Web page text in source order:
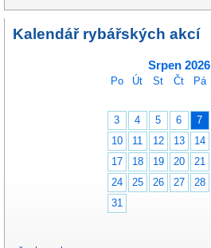
Kalendář rybářských akcí
Srpen 2026
Po Út St Čt Pá
3
4 5 6 7
10
11 12 13 14
17
18 19 20 21
24
25 26 27 28
31